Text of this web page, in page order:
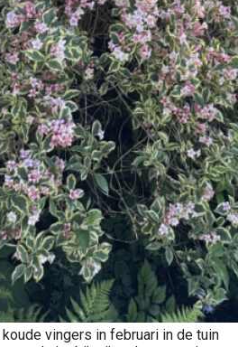
vingers in februari in de tuin